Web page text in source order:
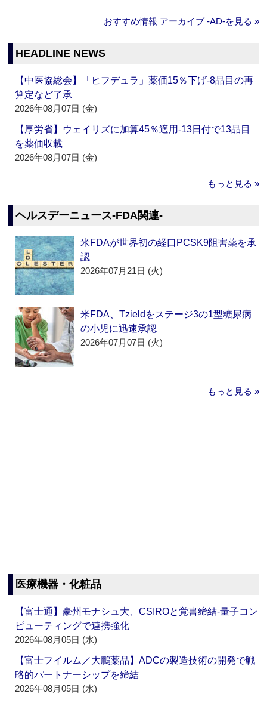
おすすめ情報 アーカイブ ‐AD‐を見る »
HEADLINE NEWS
【中医協総会】「ヒフデュラ」薬価15％下げ‐8品目の再
算定など了承
2026年08月07日 (金)
【厚労省】ウェイリズに加算45％適用‐13日付で13品目
を薬価収載
2026年08月07日 (金)
もっと見る »
ヘルスデーニュース‐FDA関連‐
米FDAが世界初の経口PCSK9阻害薬を承
認
2026年07月21日 (火)
米FDA、Tzieldをステージ3の1型糖尿病
の小児に迅速承認
2026年07月07日 (火)
もっと見る »
医療機器・化粧品
【富士通】豪州モナシュ大、CSIROと覚書締結‐量子コン
ピューティングで連携強化
2026年08月05日 (水)
【富士フイルム／大鵬薬品】ADCの製造技術の開発で戦
略的パートナーシップを締結
2026年08月05日 (水)